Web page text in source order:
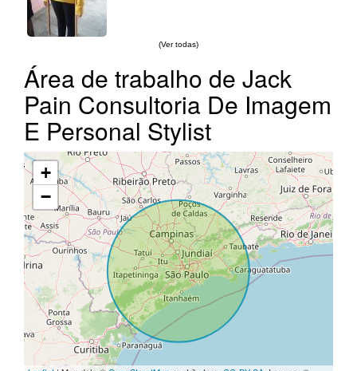
(Ver todas)
Área de trabalho de Jack
Pain Consultoria De Imagem
E Personal Stylist
+
−